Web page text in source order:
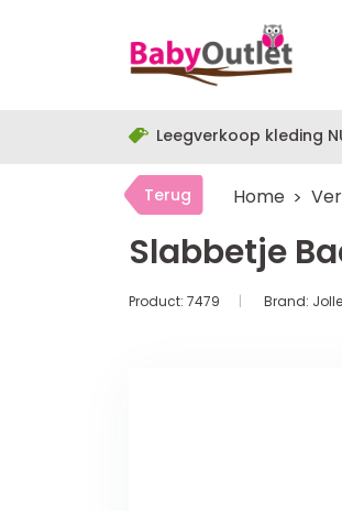
Leegverkoop kleding
Terug Home
Slabbetje
Product: 7479 Brand: